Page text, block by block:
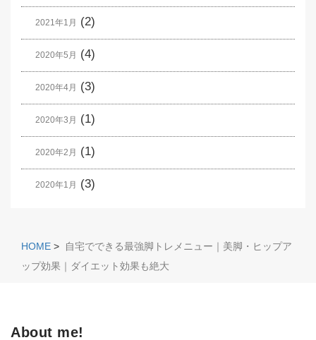
2021年1月 (2)
2020年5月 (4)
2020年4月 (3)
2020年3月 (1)
2020年2月 (1)
2020年1月 (3)
HOME >
自宅でできる最強脚トレメニュー｜美脚・ヒップア
ップ効果｜ダイエット効果も絶大
About me!